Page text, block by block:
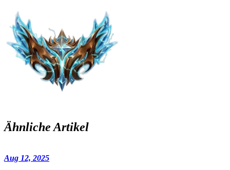
Ähnliche Artikel
Aug 12, 2025